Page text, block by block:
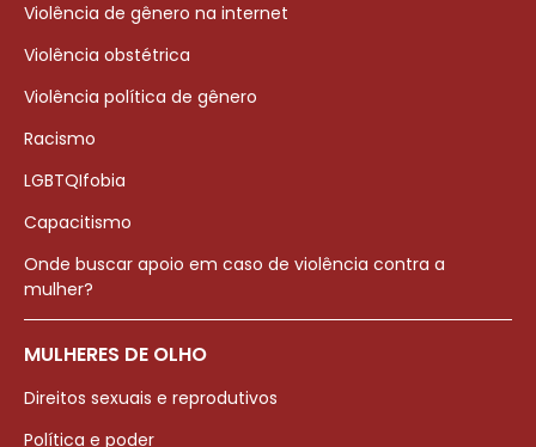
Violência de gênero na internet
Violência obstétrica
Violência política de gênero
Racismo
LGBTQIfobia
Capacitismo
Onde buscar apoio em caso de violência contra a
mulher?
MULHERES DE OLHO
Direitos sexuais e reprodutivos
Política e poder